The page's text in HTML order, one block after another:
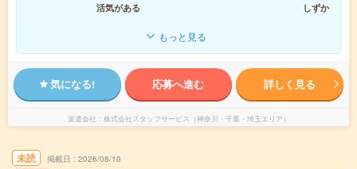
活気がある
しずか
もっと見る
気になる! 応募へ進む 詳しく見る
派遣会社 株式会社スタッフサービス（神奈川・千葉・埼玉エリア）
未読 掲載日 2026/08/10